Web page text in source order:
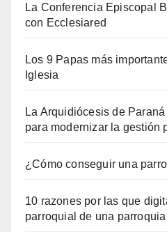
La Conferencia Episcopal
con Ecclesiared
Los 9 Papas más
Iglesia
La Arquidiócesis de
para modernizar la gestión
¿Cómo conseguir una
10 razones por las que
parroquial de una